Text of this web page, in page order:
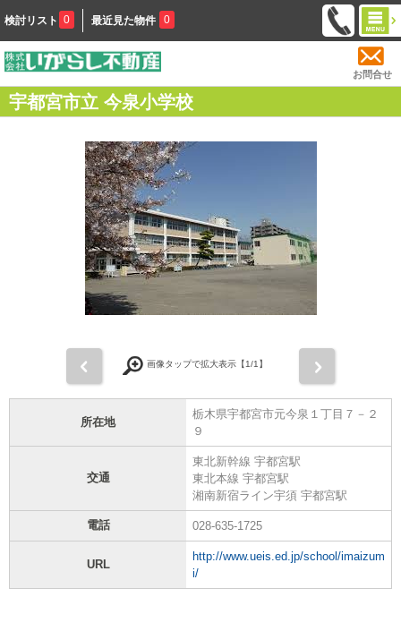
検討リスト 0 最近見た物件 0
お問合せ
宇都宮市立 今泉小学校
画像タップで拡大表示【1/1】
所在地
栃木県宇都宮市元今泉１丁目７－２
９
交通
東北新幹線 宇都宮駅
東北本線 宇都宮駅
湘南新宿ライン宇須 宇都宮駅
電話 028-635-1725
URL
http://www.ueis.ed.jp/school/imaizum
i/